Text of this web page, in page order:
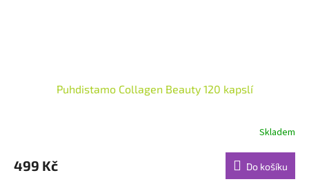
Puhdistamo Collagen Beauty 120 kapslí
produktu
je
Skladem
499 Kč Do košíku